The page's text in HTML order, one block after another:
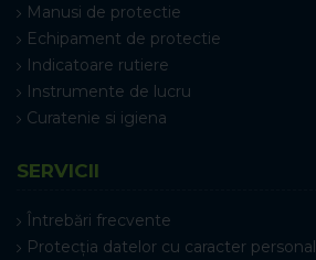
Manusi de protectie
Echipament de protectie
Indicatoare rutiere
Instrumente de lucru
Curatenie si igiena
SERVICII
Întrebări frecvente
Protecția datelor cu caracter personal